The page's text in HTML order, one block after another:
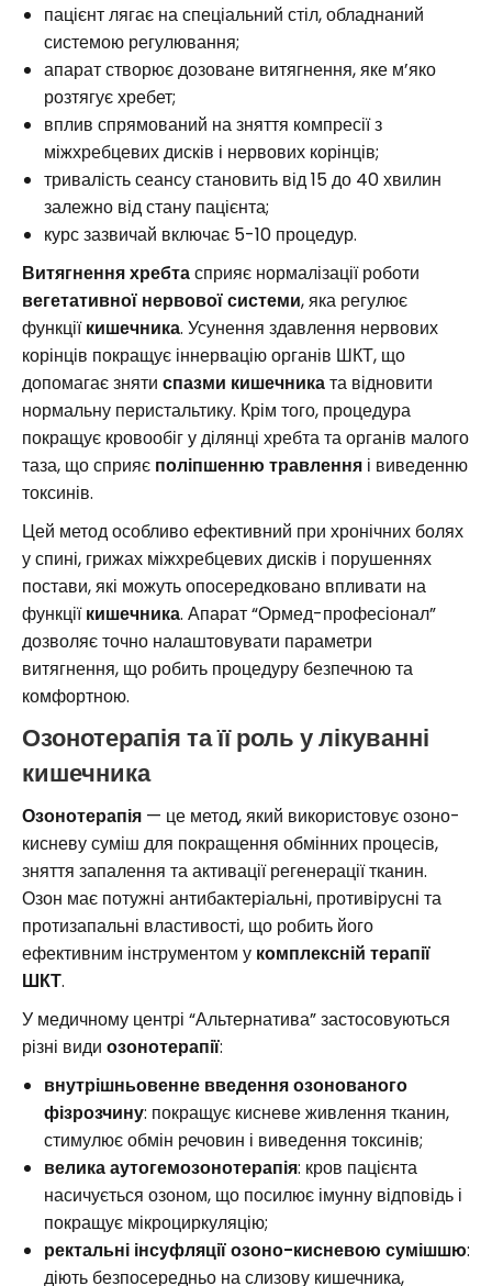
пацієнт лягає на спеціальний стіл, обладнаний
системою регулювання;
апарат створює дозоване витягнення, яке м’яко
розтягує хребет;
вплив спрямований на зняття компресії з
міжхребцевих дисків і нервових корінців;
тривалість сеансу становить від 15 до 40 хвилин
залежно від стану пацієнта;
курс зазвичай включає 5-10 процедур.
Витягнення хребтасприяє нормалізації роботи
вегетативної нервової системи, яка регулює
функціїкишечника. Усунення здавлення нервових
корінців покращує іннервацію органів ШКТ, що
допомагає зняти спазми кишечниката відновити
нормальну перистальтику. Крім того, процедура
покращує кровообіг у ділянці хребта та органів малого
таза, що сприяє поліпшенню травлення і виведенню
токсинів.
Цей метод особливо ефективний при хронічних болях
у спині, грижах міжхребцевих дисків і порушеннях
постави, які можуть опосередковано впливати на
функціїкишечника. Апарат “Ормед-професіонал”
дозволяє точно налаштовувати параметри
витягнення, що робить процедуру безпечною та
комфортною.
Озонотерапія та її роль у лікуванні
кишечника
Озонотерапія — це метод, який використовує озоно-
кисневу суміш для покращення обмінних процесів,
зняття запалення та активації регенерації тканин.
Озон має потужні антибактеріальні, противірусні та
протизапальні властивості, що робить його
ефективним інструментом у комплексній терапії
ШКТ.
У медичному центрі “Альтернатива” застосовуються
різні види озонотерапії:
внутрішньовенне введення озонованого
фізрозчину: покращує кисневе живлення тканин,
стимулює обмін речовин і виведення токсинів;
велика аутогемозонотерапія: кров пацієнта
насичується озоном, що посилює імунну відповідь і
покращує мікроциркуляцію;
ректальні інсуфляції озоно-кисневою сумішшю:
діють безпосередньо на слизову кишечника,